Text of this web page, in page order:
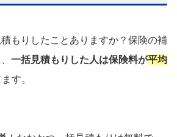
もりしたことありますか？保険の補
一括見積もりした人は保険料が平均
す。